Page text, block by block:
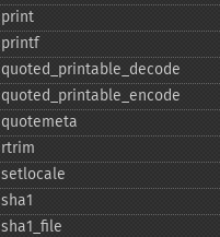
print
printf
quoted_​printable_​decode
quoted_​printable_​encode
quotemeta
rtrim
setlocale
sha1
sha1_​file